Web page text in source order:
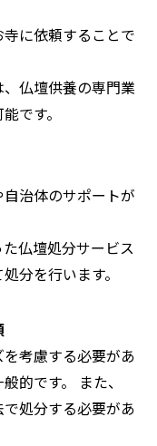
に依頼することで
仏壇供養の専門業
です。
治体のサポートが
仏壇処分サービス
分を行います。
考慮する必要があ
的です。 また、
処分する必要があ